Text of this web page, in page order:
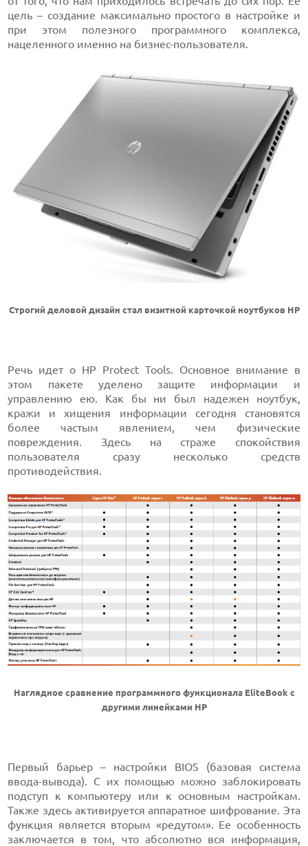
цель – создание максимально простого в настройке и
при этом полезного программного комплекса,
нацеленного именно на бизнес-пользователя.
Строгий деловой дизайн стал визитной карточкой ноутбуков HP
Речь идет о HP Protect Tools. Основное внимание в
этом пакете уделено защите информации и
управлению ею. Как бы ни был надежен ноутбук,
кражи и хищения информации сегодня становятся
более частым явлением, чем физические
повреждения. Здесь на страже спокойствия
пользователя сразу несколько средств
противодействия.
Наглядное сравнение программного функционала EliteBook с
другими линейками HP
Первый барьер – настройки BIOS (базовая система
ввода-вывода). С их помощью можно заблокировать
подступ к компьютеру или к основным настройкам.
Также здесь активируется аппаратное шифрование. Эта
функция является вторым «редутом». Ее особенность
заключается в том, что абсолютно вся информация,